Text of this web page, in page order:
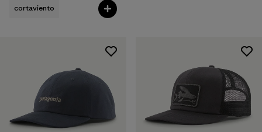
cortaviento